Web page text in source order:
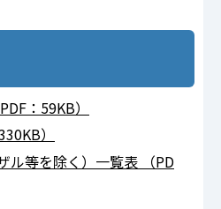
：59KB）
）
ル等を除く）一覧表 （PD